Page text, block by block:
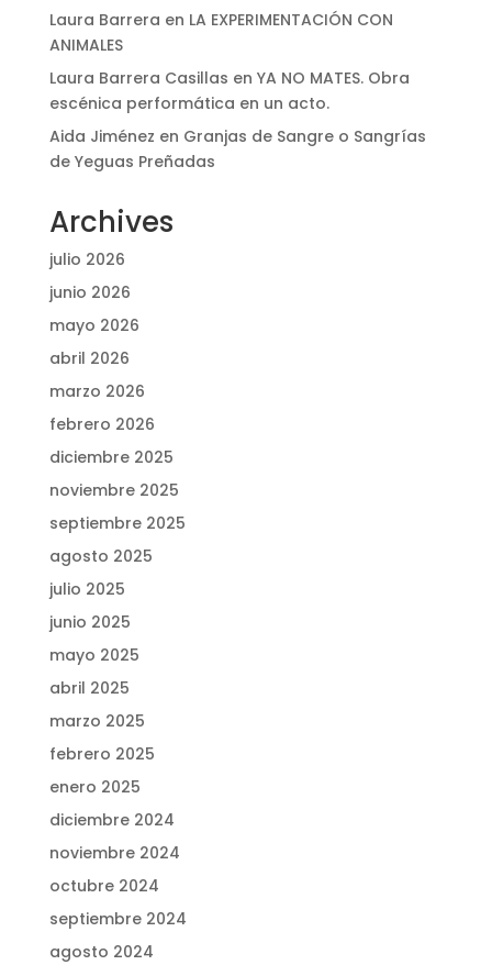
Laura Barrera en LA EXPERIMENTACIÓN CON
ANIMALES
Laura Barrera Casillas en YA NO MATES. Obra
escénica performática en un acto.
Aida Jiménez en Granjas de Sangre o Sangrías
de Yeguas Preñadas
Archives
julio 2026
junio 2026
mayo 2026
abril 2026
marzo 2026
febrero 2026
diciembre 2025
noviembre 2025
septiembre 2025
agosto 2025
julio 2025
junio 2025
mayo 2025
abril 2025
marzo 2025
febrero 2025
enero 2025
diciembre 2024
noviembre 2024
octubre 2024
septiembre 2024
agosto 2024